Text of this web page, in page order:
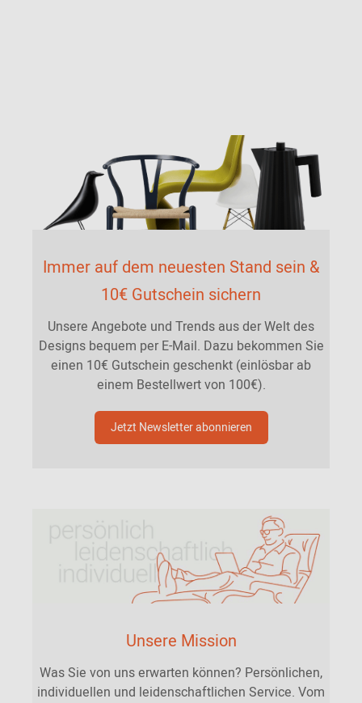
Immer auf dem neuesten Stand sein &
10€ Gutschein sichern
Unsere Angebote und Trends aus der Welt des
Designs bequem per E-Mail. Dazu bekommen Sie
einen 10€ Gutschein geschenkt (einlösbar ab
einem Bestellwert von 100€).
Jetzt Newsletter abonnieren
Unsere Mission
Was Sie von uns erwarten können? Persönlichen,
individuellen und leidenschaftlichen Service. Vom